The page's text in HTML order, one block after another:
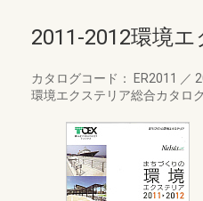
2011-2012環境
カタログコード： ER2011 ／
環境エクステリア総合カタロ